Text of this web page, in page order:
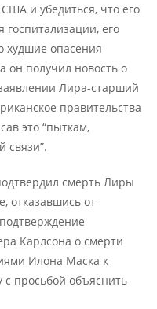
и убедиться, что его
его
худшие опасения
он получил новость о
Лира-старший
правительства
это “пыткам,
связи”.
смерть Лиры
отказавшись от
Карлсона о смерти
Илона Маска к
просьбой объяснить